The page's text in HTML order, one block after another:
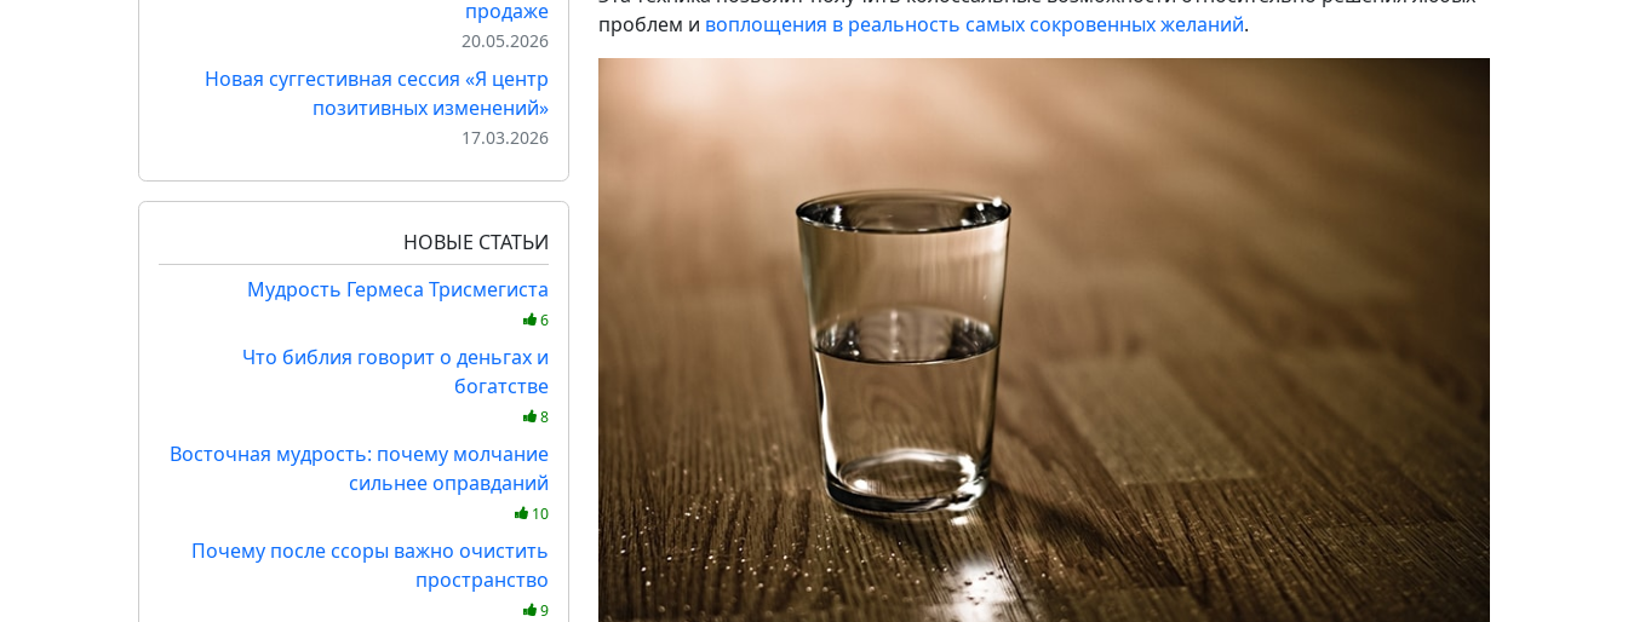
продаже
20.05.2026
Новая суггестивная сессия «Я центр
позитивных изменений»
17.03.2026
НОВЫЕ СТАТЬИ
Мудрость Гермеса Трисмегиста
6
Что библия говорит о деньгах и
богатстве
8
Восточная мудрость: почему молчание
сильнее оправданий
10
Почему после ссоры важно очистить
пространство
9
проблем и воплощения в реальность самых сокровенных желаний.